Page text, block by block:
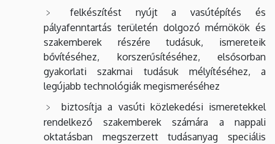
felkészítést nyújt a vasútépítés és
pályafenntartás területén dolgozó mérnökök és
szakemberek részére tudásuk, ismereteik
bővítéséhez, korszerűsítéséhez, elsősorban
gyakorlati szakmai tudásuk mélyítéséhez, a
legújabb technológiák megismeréséhez
biztosítja a vasúti közlekedési ismeretekkel
rendelkező szakemberek számára a nappali
oktatásban megszerzett tudásanyag speciális